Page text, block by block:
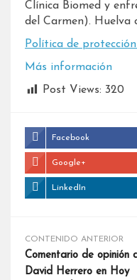
Clínica Biomed y
del Carmen). Huelva
Política de
Más información
Post Views: 320
Facebook
Google+
LinkedIn
CONTENIDO ANTERIOR
Comentario de opinión
David Herrero en Hoy